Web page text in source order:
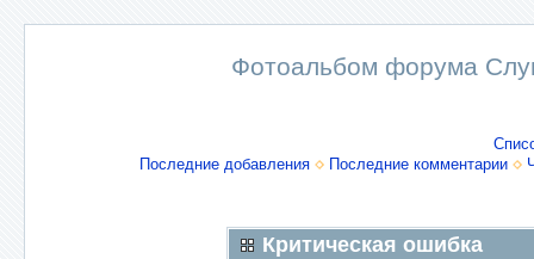
Фотоальбом форума
Последние добавления
Последние комментарии
Критическая ошибка